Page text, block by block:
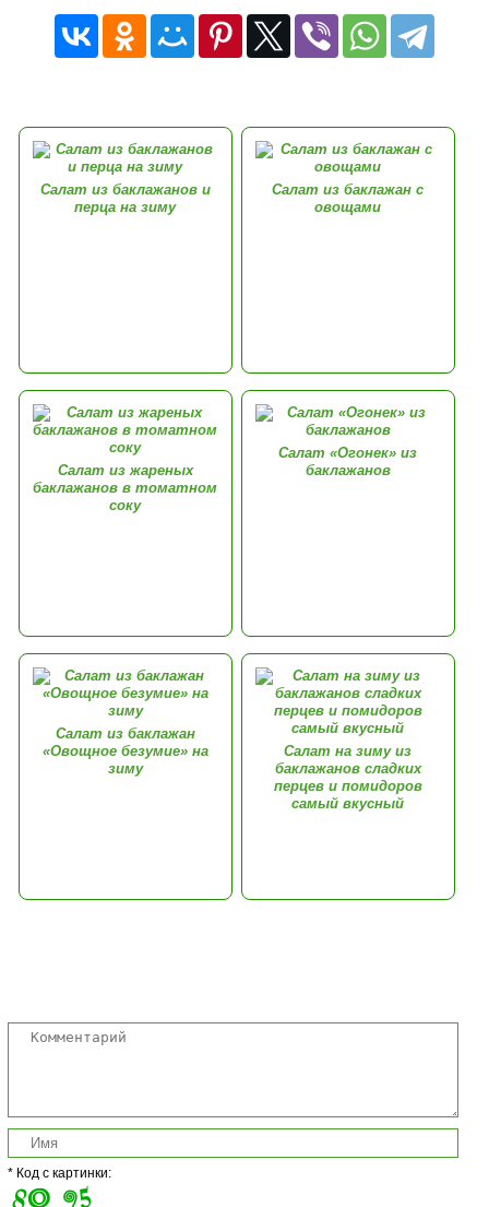
Салат из баклажанов и
перца на зиму
Салат из баклажан с
овощами
Салат из жареных
баклажанов в томатном
соку
Салат «Огонек» из
баклажанов
Салат из баклажан
«Овощное безумие» на
зиму
Cалат на зиму из
баклажанов сладких
перцев и помидоров
самый вкусный
* Код с картинки: